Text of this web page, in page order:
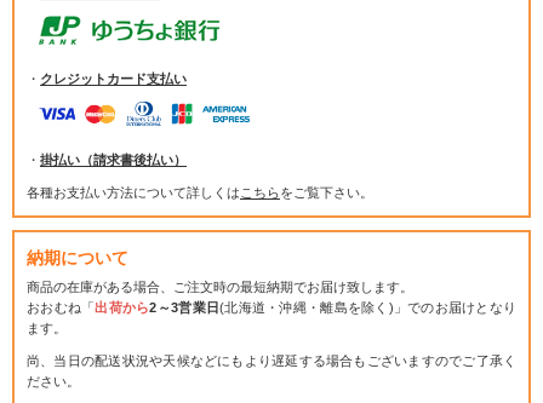
・ クレジットカード支払い
・ 掛払い（請求書後払い）
各種お支払い方法について詳しくは こちらをご覧下さい。
納期について
商品の在庫がある場合、ご注文時の最短納期でお届け致します。
おおむね「出荷から2～3営業日(北海道・沖縄・離島を除く)」でのお届けとなり
ます。
尚、当日の配送状況や天候などにもより遅延する場合もございますのでご了承く
ださい。